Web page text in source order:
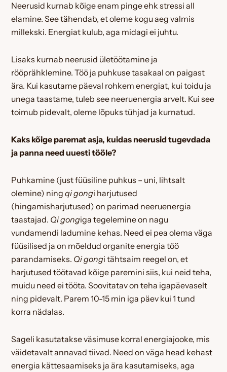
Neerusid kurnab kõige enam pinge ehk stressi all
elamine. See tähendab, et oleme kogu aeg valmis
millekski. Energiat kulub, aga midagi ei juhtu.
Lisaks kurnab neerusid ületöötamine ja
rööprähklemine. Töö ja puhkuse tasakaal on paigast
ära. Kui kasutame päeval rohkem energiat, kui toidu ja
unega taastame, tuleb see neeruenergia arvelt. Kui see
toimub pidevalt, oleme lõpuks tühjad ja kurnatud.
Kaks kõige paremat asja, kuidas neerusid tugevdada
ja panna need uuesti tööle?
Puhkamine (just füüsiline puhkus – uni, lihtsalt
olemine) ningqi gongi harjutused
(hingamisharjutused) on parimad neeruenergia
taastajad. Qi gongiga tegelemine on nagu
vundamendi ladumine kehas. Need ei pea olema väga
füüsilised ja on mõeldud organite energia töö
parandamiseks. Qi gongi tähtsaim reegel on, et
harjutused töötavad kõige paremini siis, kui neid teha,
muidu need ei tööta. Soovitatav on teha igapäevaselt
ning pidevalt. Parem 10-15 min iga päev kui 1 tund
korra nädalas.
Sageli kasutatakse väsimuse korral energiajooke, mis
väidetavalt annavad tiivad. Need on väga head kehast
energia kättesaamiseks ja ära kasutamiseks, aga